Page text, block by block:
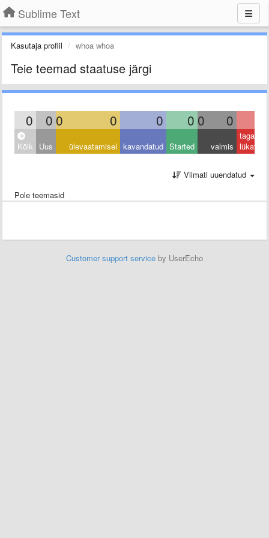
Sublime Text
Kasutaja profiil whoa whoa
Teie teemad staatuse järgi
0 0 0 0 0 0 0 0
Kõik Uus ülevaatamisel kavandatud Started valmis
tagasi
lükatud
Viimati uuendatud
Pole teemasid
Customer support service by UserEcho